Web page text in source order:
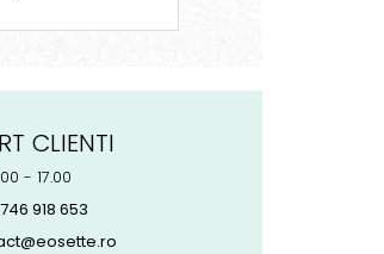
CLIENTI
- 17.00
918 653